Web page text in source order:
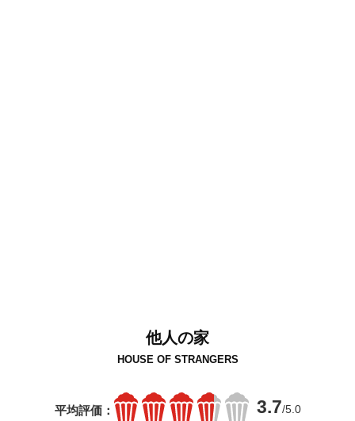
他人の家
HOUSE OF STRANGERS
平均評価： 3.7/5.0